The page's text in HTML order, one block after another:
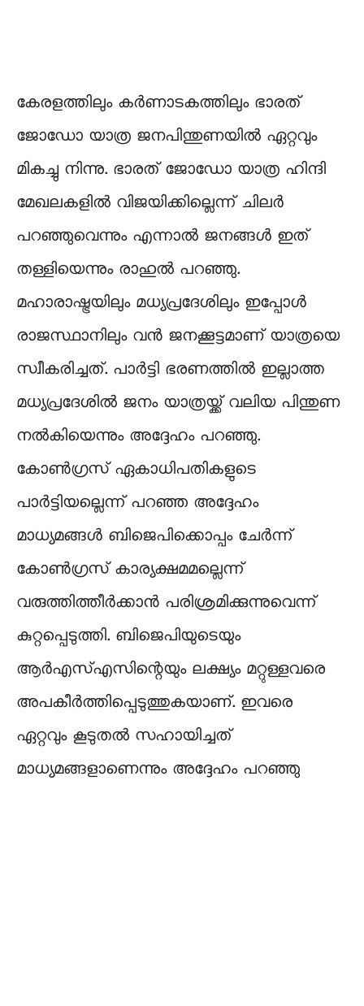
കേരളത്തിലും കർണാടകത്തിലും ഭാരത്
ജോഡോ യാത്ര ജനപിന്തുണയിൽ ഏറ്റവും
മികച്ചു നിന്നു. ഭാരത് ജോഡോ യാത്ര ഹിന്ദി
മേഖലകളിൽ വിജയിക്കില്ലെന്ന് ചിലർ
പറഞ്ഞുവെന്നും എന്നാൽ ജനങ്ങൾ ഇത്
തള്ളിയെന്നും രാഹുൽ പറഞ്ഞു.
മഹാരാഷ്ട്രയിലും മധ്യപ്രദേശിലും ഇപ്പോൾ
രാജസ്ഥാനിലും വൻ ജനക്കൂട്ടമാണ് യാത്രയെ
സ്വീകരിച്ചത്. പാർട്ടി ഭരണത്തിൽ ഇല്ലാത്ത
മധ്യപ്രദേശിൽ ജനം യാത്രയ്ക്ക് വലിയ പിന്തുണ
നൽകിയെന്നും അദ്ദേഹം പറഞ്ഞു.
കോൺഗ്രസ് ഏകാധിപതികളുടെ
പാർട്ടിയല്ലെന്ന് പറഞ്ഞ അദ്ദേഹം
മാധ്യമങ്ങൾ ബിജെപിക്കൊപ്പം ചേർന്ന്
കോൺഗ്രസ് കാര്യക്ഷമമല്ലെന്ന്
വരുത്തിത്തീർക്കാൻ പരിശ്രമിക്കുന്നുവെന്ന്
കുറ്റപ്പെടുത്തി. ബിജെപിയുടെയും
ആർഎസ്എസിന്റെയും ലക്ഷ്യം മറ്റുള്ളവരെ
അപകീർത്തിപ്പെടുത്തുകയാണ്. ഇവരെ
ഏറ്റവും കൂടുതൽ സഹായിച്ചത്
മാധ്യമങ്ങളാണെന്നും അദ്ദേഹം പറഞ്ഞു